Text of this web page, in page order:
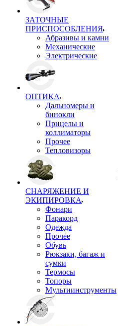
ЗАТОЧНЫЕ
ПРИСПОСОБЛЕНИЯ
Абразивы и камни
Механические
Электрические
ОПТИКА
Дальномеры и
бинокли
Прицелы и
коллиматоры
Прочее
Тепловизоры
СНАРЯЖЕНИЕ И
ЭКИПИРОВКА
Фонари
Паракорд
Одежда
Прочее
Обувь
Рюкзаки, багаж и
сумки
Термосы
Топоры
Мультиинструменты